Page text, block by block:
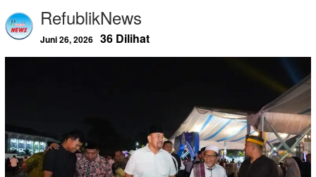
RefublikNews
Juni 26, 2026 36 Dilihat